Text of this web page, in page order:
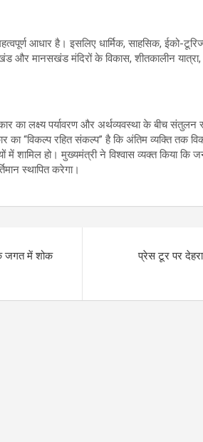
आधार है। इसलिए धार्मिक, साहसिक, ईको-
और मानसखंड मंदिरों के विकास, शीतकालीन
का लक्ष्य पर्यावरण और अर्थव्यवस्था के बीच
“विकल्प रहित संकल्प” है कि अंतिम व्यक्ति तक
शामिल हो। मुख्यमंत्री ने विश्वास व्यक्त किया कि
स्थापित करेगा।
जगत में शोक
प्रेस टूर पर